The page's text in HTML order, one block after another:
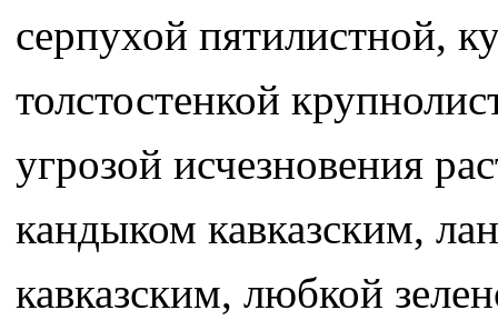
серпухой пятилистной,
толстостенкой
угрозой исчезновения
кандыком кавказским,
кавказским, любкой